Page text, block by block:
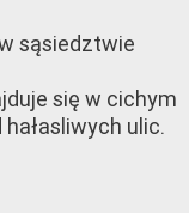
sąsiedztwie
się w cichym
ulic.